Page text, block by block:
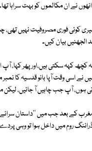
نے ان مکالموں کو بہت سراہا
کوئی فوری مصروفیت نہیں تھی،
بیان کیں۔
کہہ سکتی ہیں،اور پھر کہا، آپ
اسی وقت آپا بانو قدسیہ کا نمبر
آپ جب چاہیں آ جائیں، لیکن
روم میں داخل ہوا تو وہی